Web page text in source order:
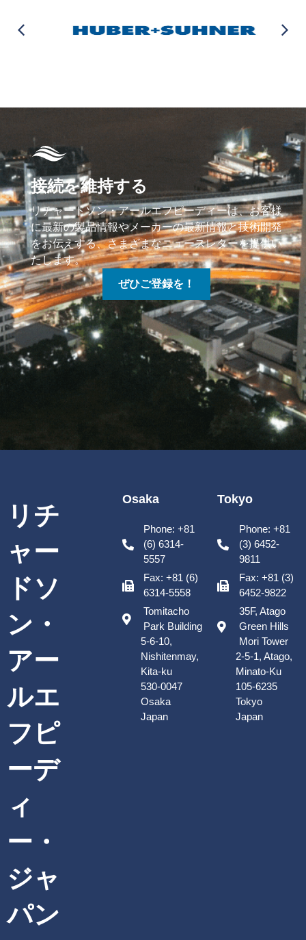
接続を維持する
リチャードソン・アールエフピーディーは、お客様
に最新の製品情報やメーカーの最新情報と技術開発
をお伝えする、さまざまなニュースレターを提供い
たします。
ぜひご登録を！
リチ
ャー
ドソ
ン・
アー
ルエ
フピ
ーデ
ィ
ー・
ジャ
パン
Osaka
Phone: +81
(6) 6314-
5557
Fax: +81 (6)
6314-5558
Tomitacho
Park Building
5-6-10,
Nishitenmay,
Kita-ku
530-0047
Osaka
Japan
Tokyo
Phone: +81
(3) 6452-
9811
Fax: +81 (3)
6452-9822
35F, Atago
Green Hills
Mori Tower
2-5-1, Atago,
Minato-Ku
105-6235
Tokyo
Japan